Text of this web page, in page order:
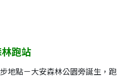
跑站
地點－大安森林公園旁誕生，跑